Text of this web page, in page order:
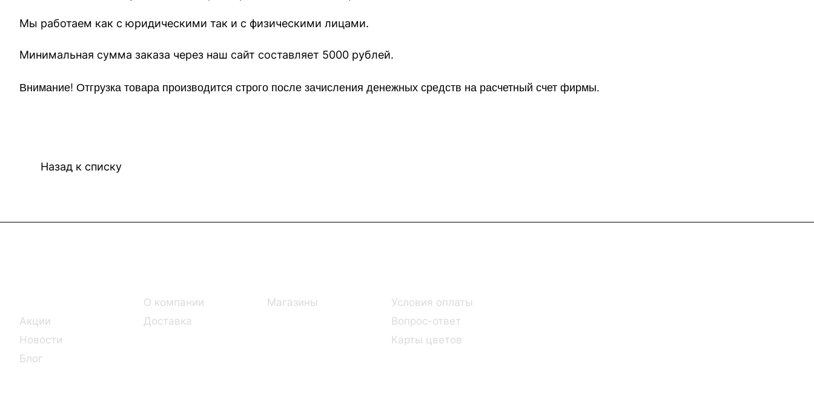
Мы работаем как с юридическими так и с физическими лицами.
Минимальная сумма заказа через наш сайт составляет 5000 рублей.
Внимание! Отгрузка товара производится строго после зачисления денежных средств на расчетный счет фирмы.
Назад к списку
Акции
Новости
Блог
О компании
Доставка
Магазины
Условия оплаты
Вопрос-ответ
Карты цветов